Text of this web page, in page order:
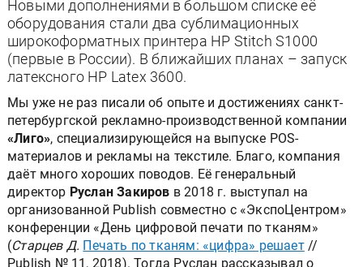
Новыми дополнениями в большом списке её
оборудования стали два сублимационных
широкоформатных принтера HP Stitch S1000
(первые в России). В ближайших планах – запуск
латексного НР Latex 3600.
Мы уже не раз писали об опыте и достижениях санкт-
петербургской рекламно-производственной компании
«Лиго», специализирующейся на выпуске POS-
материалов и рекламы на текстиле. Благо, компания
даёт много хороших поводов. Её генеральный
директор Руслан Закиров в 2018 г. выступал на
организованной Publish совместно с «ЭкспоЦентром»
конференции «День цифровой печати по тканям»
(Старцев Д. Печать по тканям: «цифра» решает//
Publish № 11, 2018). Тогда Руслан рассказывал о